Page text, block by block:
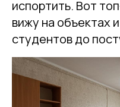
испортить. Вот
вижу на объектах
студентов до